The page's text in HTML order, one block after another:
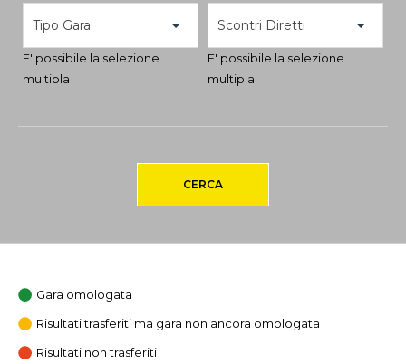
Tipo Gara
E' possibile la selezione
multipla
Scontri Diretti
E' possibile la selezione
multipla
CERCA
Gara omologata
Risultati trasferiti ma gara non ancora omologata
Risultati non trasferiti